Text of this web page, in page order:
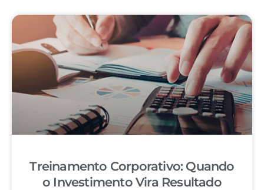
Treinamento Corporativo: Quando
o Investimento Vira Resultado